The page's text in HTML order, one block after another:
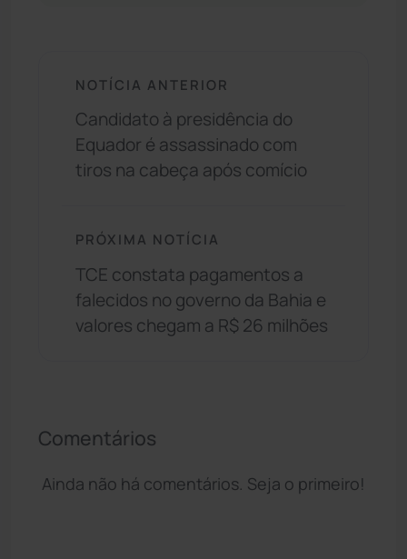
NOTÍCIA ANTERIOR
Candidato à presidência do
Equador é assassinado com
tiros na cabeça após comício
PRÓXIMA NOTÍCIA
TCE constata pagamentos a
falecidos no governo da Bahia e
valores chegam a R$ 26 milhões
Comentários
Ainda não há comentários. Seja o primeiro!